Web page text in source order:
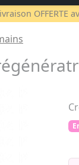
OFFERTE